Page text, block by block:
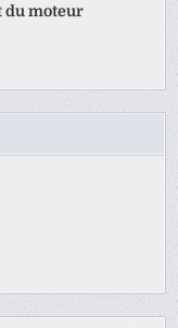
du moteur